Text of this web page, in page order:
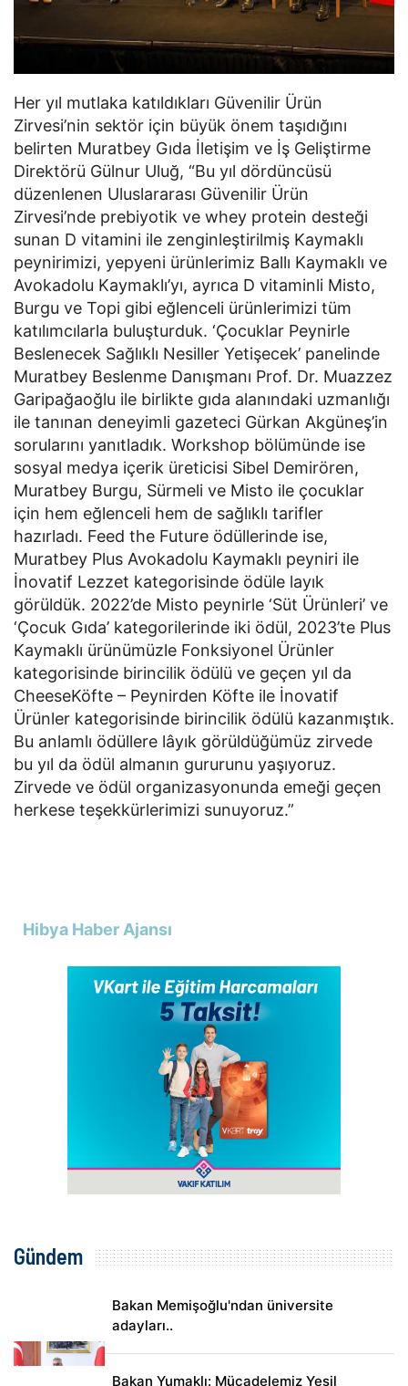
Her yıl mutlaka katıldıkları Güvenilir Ürün
Zirvesi’nin sektör için büyük önem taşıdığını
belirten Muratbey Gıda İletişim ve İş Geliştirme
Direktörü Gülnur Uluğ, “Bu yıl dördüncüsü
düzenlenen Uluslararası Güvenilir Ürün
Zirvesi’nde prebiyotik ve whey protein desteği
sunan D vitamini ile zenginleştirilmiş Kaymaklı
peynirimizi, yepyeni ürünlerimiz Ballı Kaymaklı ve
Avokadolu Kaymaklı’yı, ayrıca D vitaminli Misto,
Burgu ve Topi gibi eğlenceli ürünlerimizi tüm
katılımcılarla buluşturduk. ‘Çocuklar Peynirle
Beslenecek Sağlıklı Nesiller Yetişecek’ panelinde
Muratbey Beslenme Danışmanı Prof. Dr. Muazzez
Garipağaoğlu ile birlikte gıda alanındaki uzmanlığı
ile tanınan deneyimli gazeteci Gürkan Akgüneş’in
sorularını yanıtladık. Workshop bölümünde ise
sosyal medya içerik üreticisi Sibel Demirören,
Muratbey Burgu, Sürmeli ve Misto ile çocuklar
için hem eğlenceli hem de sağlıklı tarifler
hazırladı. Feed the Future ödüllerinde ise,
Muratbey Plus Avokadolu Kaymaklı peyniri ile
İnovatif Lezzet kategorisinde ödüle layık
görüldük. 2022’de Misto peynirle ‘Süt Ürünleri’ ve
‘Çocuk Gıda’ kategorilerinde iki ödül, 2023’te Plus
Kaymaklı ürünümüzle Fonksiyonel Ürünler
kategorisinde birincilik ödülü ve geçen yıl da
CheeseKöfte – Peynirden Köfte ile İnovatif
Ürünler kategorisinde birincilik ödülü kazanmıştık.
Bu anlamlı ödüllere lâyık görüldüğümüz zirvede
bu yıl da ödül almanın gururunu yaşıyoruz.
Zirvede ve ödül organizasyonunda emeği geçen
herkese teşekkürlerimizi sunuyoruz.”
Hibya Haber Ajansı
Gündem
Bakan Memişoğlu'ndan üniversite
adayları..
Bakan Yumaklı: Mücadelemiz Yeşil